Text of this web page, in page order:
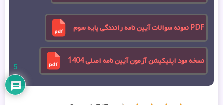
PDF نمونه سوالات آیین ‌نامه رانندگی پایه سوم
نسخه مود اپلیکیشن آزمون آیین نامه اصلی 1404
5